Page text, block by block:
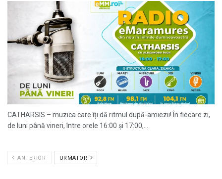
CATHARSIS – muzica care îți dă ritmul după-amiezii! În fiecare zi,
de luni până vineri, între orele 16:00 și 17:00,...
ANTERIOR URMATOR